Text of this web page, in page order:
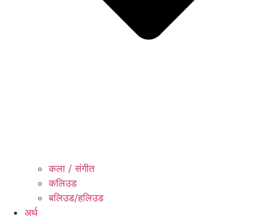
कला / संगीत​
कलिउड
बलिउड/हलिउड
अर्थ